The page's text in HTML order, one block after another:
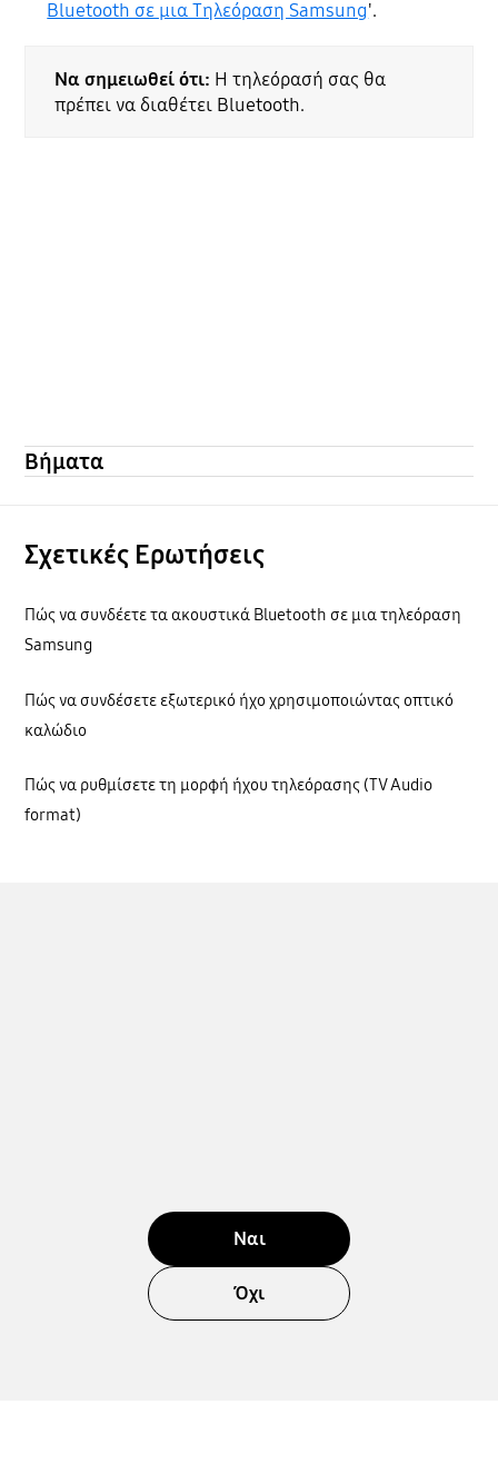
Bluetooth σε μια Τηλεόραση Samsung'.
Να σημειωθεί ότι: Η τηλεόρασή σας θα
πρέπει να διαθέτει Bluetooth.
Βήματα
Σχετικές Ερωτήσεις
Πώς να συνδέετε τα ακουστικά Bluetooth σε μια τηλεόραση
Samsung
Πώς να συνδέσετε εξωτερικό ήχο χρησιμοποιώντας οπτικό
καλώδιο
Πώς να ρυθμίσετε τη μορφή ήχου τηλεόρασης (TV Audio
format)
Ναι
Όχι